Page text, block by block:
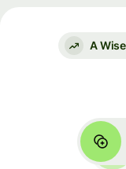
A